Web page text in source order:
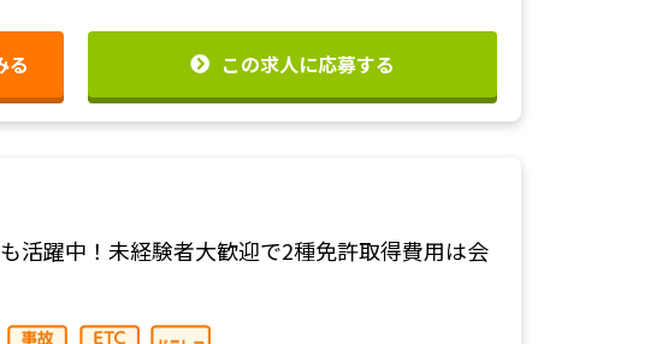
る この求人に応募する
活躍中！未経験者大歓迎で2種免許取得費用は会